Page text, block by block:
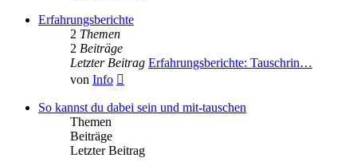
Erfahrungsberichte
2 Themen
2 Beiträge
Letzter Beitrag Erfahrungsberichte: Tauschrin…
von Info
So kannst du dabei sein und mit-tauschen
Themen
Beiträge
Letzter Beitrag